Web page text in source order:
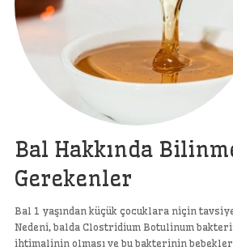
Bal Hakkında
Gerekenler
Bal 1 yaşından küçük çocuklara niçin
Nedeni, balda Clostridium Botulinum
ihtimalinin olması ve bu bakterinin